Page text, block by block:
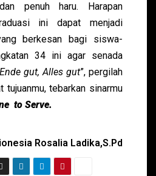
penuh haru. Harapan
ini dapat menjadi
berkesan bagi siswa-
34 ini agar senada
Ende gut, Alles gut”, pergilah
tujuanmu, tebarkan sinarmu
to Serve.
Rosalia Ladika,S.Pd